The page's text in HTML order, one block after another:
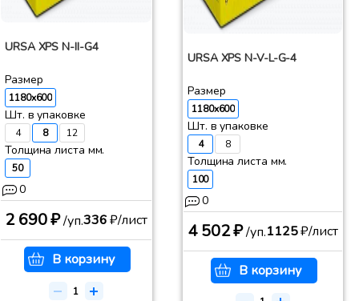
URSA XPS N-II-G4
Размер
1180x600
Шт. в упаковке
4 8 12
Толщина листа мм.
50
0
2 690 ₽/уп.336₽/лист
В корзину
URSA XPS N-V-L-G-4
Размер
1180x600
Шт. в упаковке
4 8
Толщина листа мм.
100
0
4 502 ₽/уп.1125₽/лист
В корзину